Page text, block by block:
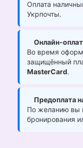
Оплата
Укрпочты.
Онлайн-
Во время
защищённый
MasterCard.
Предоплата
По желанию вы
бронирования